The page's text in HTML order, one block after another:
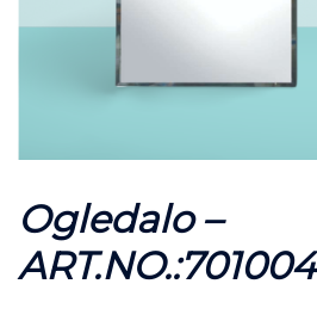
Ogledalo –
ART.NO.:701004